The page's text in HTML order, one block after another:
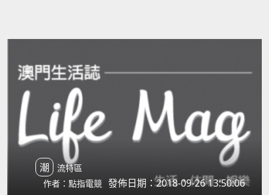
潮流特區
作者：點指電競 發佈日期：2018-09-26 13:50:06